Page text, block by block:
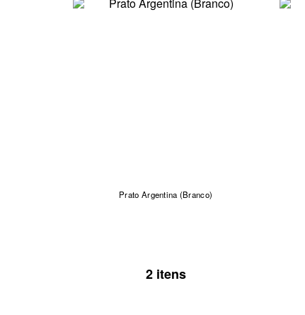
Prato Argentina (Branco)
2 itens